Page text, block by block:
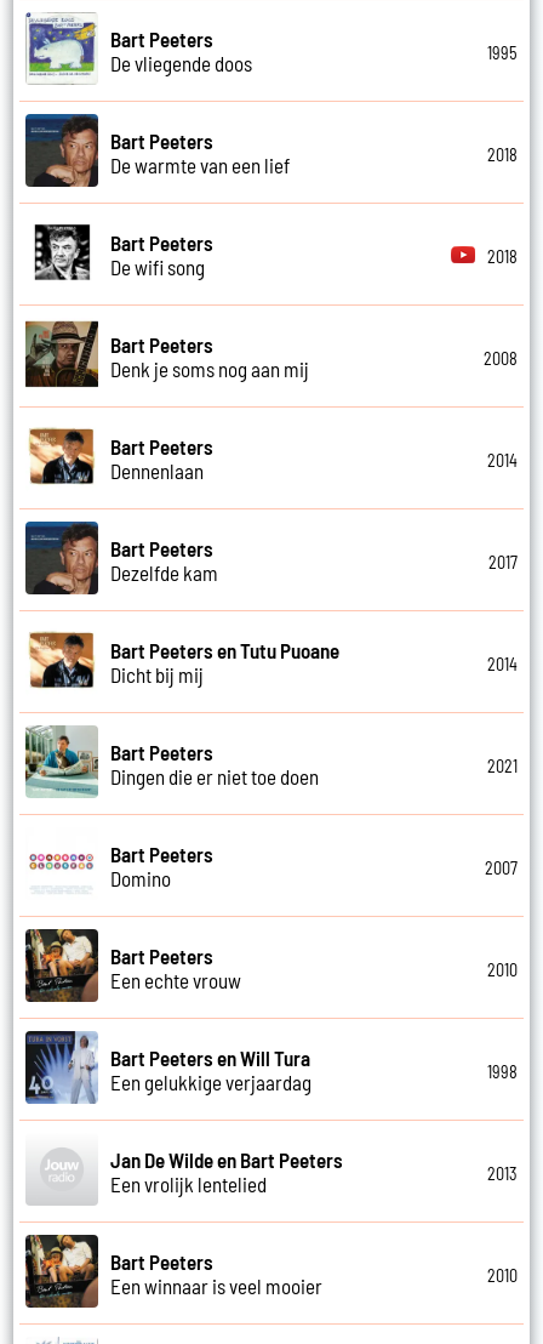
Bart Peeters
De vliegende doos
1995
Bart Peeters
De warmte van een lief
2018
Bart Peeters
De wifi song
2018
Bart Peeters
Denk je soms nog aan mij
2008
Bart Peeters
Dennenlaan
2014
Bart Peeters
Dezelfde kam
2017
Bart Peeters en Tutu Puoane
Dicht bij mij
2014
Bart Peeters
Dingen die er niet toe doen
2021
Bart Peeters
Domino
2007
Bart Peeters
Een echte vrouw
2010
Bart Peeters en Will Tura
Een gelukkige verjaardag
1998
Jan De Wilde en Bart Peeters
Een vrolijk lentelied
2013
Bart Peeters
Een winnaar is veel mooier
2010